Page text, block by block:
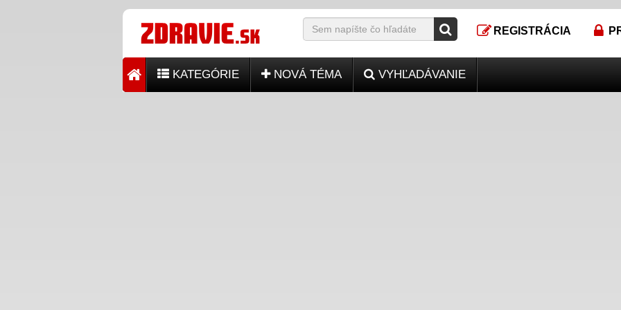
REGISTRÁCIA
KATEGÓRIE NOVÁ TÉMA VYHĽADÁVANIE